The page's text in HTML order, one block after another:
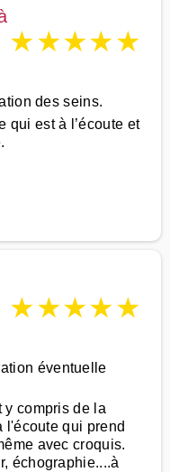
★★★★★
des seins.
qui est à l’écoute et
★★★★★
éventuelle
compris de la
l'écoute qui prend
avec croquis.
échographie....à